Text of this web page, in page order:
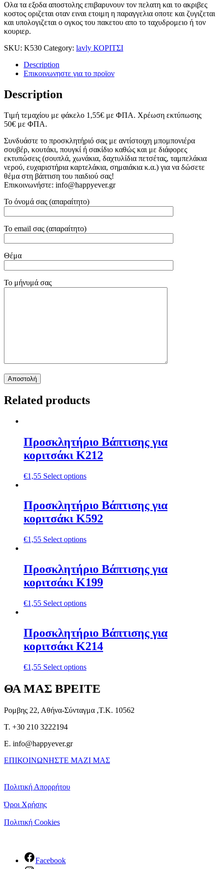
Ολα τα εξοδα αποστολης επιβαρυνουν τον πελατη και το ακριβες
κοστος οριζεται οταν ειναι ετοιμη η παραγγελια οποτε και ζυγιζεται
και υπολογιζεται ο ογκος του πακετου απο το ταχυδρομειο ή τον
κουριερ.
SKU: Κ530 Category: lavly ΚΟΡΙΤΣΙ
Description
Επικοινωνηστε για το προϊoν
Description
Tιμή τεμαχίου με φάκελο 1,55€ με ΦΠΑ. Χρέωση εκτύπωσης
50€ με ΦΠΑ.
Συνδυάστε το προσκλητήριό σας με αντίστοιχη μπομπονιέρα
σουβέρ, κουτάκι, πουγκί ή σακίδιο καθώς και με διάφορες
εκτυπώσεις (σουπλά, χωνάκια, δαχτυλίδια πετσέτας, ταμπελάκια
νερού, ευχαριστήρια καρτελάκια, σημαιάκια κ.α.) για να δώσετε
θέμα στη βάπτιση του παιδιού σας!
Επικοινωνήστε: info@happyever.gr
Το όνομά σας (απαραίτητο)
Το email σας (απαραίτητο)
Θέμα
Το μήνυμά σας
Related products
Προσκλητήριο Βάπτισης για
κοριτσάκι Κ212
€1,55 Select options
Προσκλητήριο Βάπτισης για
κοριτσάκι Κ592
€1,55 Select options
Προσκλητήριο Βάπτισης για
κοριτσάκι Κ199
€1,55 Select options
Προσκλητήριο Βάπτισης για
κοριτσάκι Κ214
€1,55 Select options
ΘΑ ΜΑΣ ΒΡΕΙΤΕ
Ρομβης 22, Αθήνα-Σύνταγμα ,Τ.Κ. 10562
T. +30 210 3222194
E. info@happyever.gr
ΕΠΙΚΟΙΝΩΝΗΣΤΕ ΜΑΖΙ ΜΑΣ
Πολιτική Απορρήτου
Όροι Χρήσης
Πολιτική Cookies
Facebook